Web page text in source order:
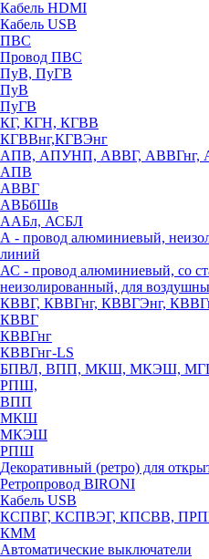
Кабель HDMI
Кабель USB
ПВС
Провод ПВС
ПуВ, ПуГВ
ПуВ
ПуГВ
КГ, КГН, КГВВ
КГВВнг,КГВЭнг
АПВ, АПУНП, АВВГ, АВВГнг,
АПВ
АВВГ
АВБбШв
ААБл, АСБЛ
А - провод алюминиевый,
линий
АС - провод алюминиевый, со
неизолированный, для
КВВГ, КВВГнг, КВВГЭнг,
КВВГ
КВВГнг
КВВГнг-LS
БПВЛ, ВПП, МКШ, МКЭШ,
РПШ,
ВПП
МКШ
МКЭШ
РПШ
Декоративный (ретро) для
Ретропровод BIRONI
Кабель USB
КСПВГ, КСПВЭГ, КПСВВ,
КММ
Автоматические выключатели